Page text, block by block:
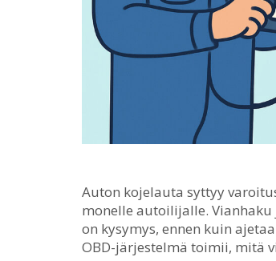
Auton kojelauta syttyy
monelle autoilijalle.
on kysymys, ennen kuin
OBD-järjestelmä toimii, mitä